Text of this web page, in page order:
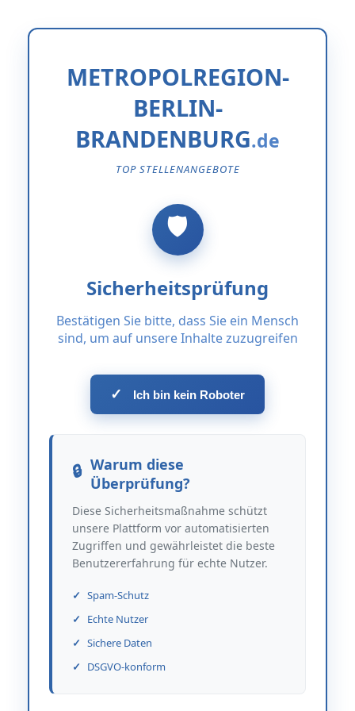
METROPOLREGION-
BERLIN-
BRANDENBURG
TOP STELLENANGEBOTE
Sicherheitsprüfung
Bestätigen Sie bitte, dass Sie ein Mensch
sind, um auf unsere Inhalte zuzugreifen
✓ Ich bin kein Roboter
Warum diese
Überprüfung?
Diese Sicherheitsmaßnahme schützt
unsere Plattform vor automatisierten
Zugriffen und gewährleistet die beste
Benutzererfahrung für echte Nutzer.
Spam-Schutz
Echte Nutzer
Sichere Daten
DSGVO-konform